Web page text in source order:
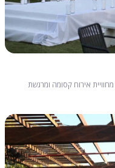
אירוח קסומה ומרגשת